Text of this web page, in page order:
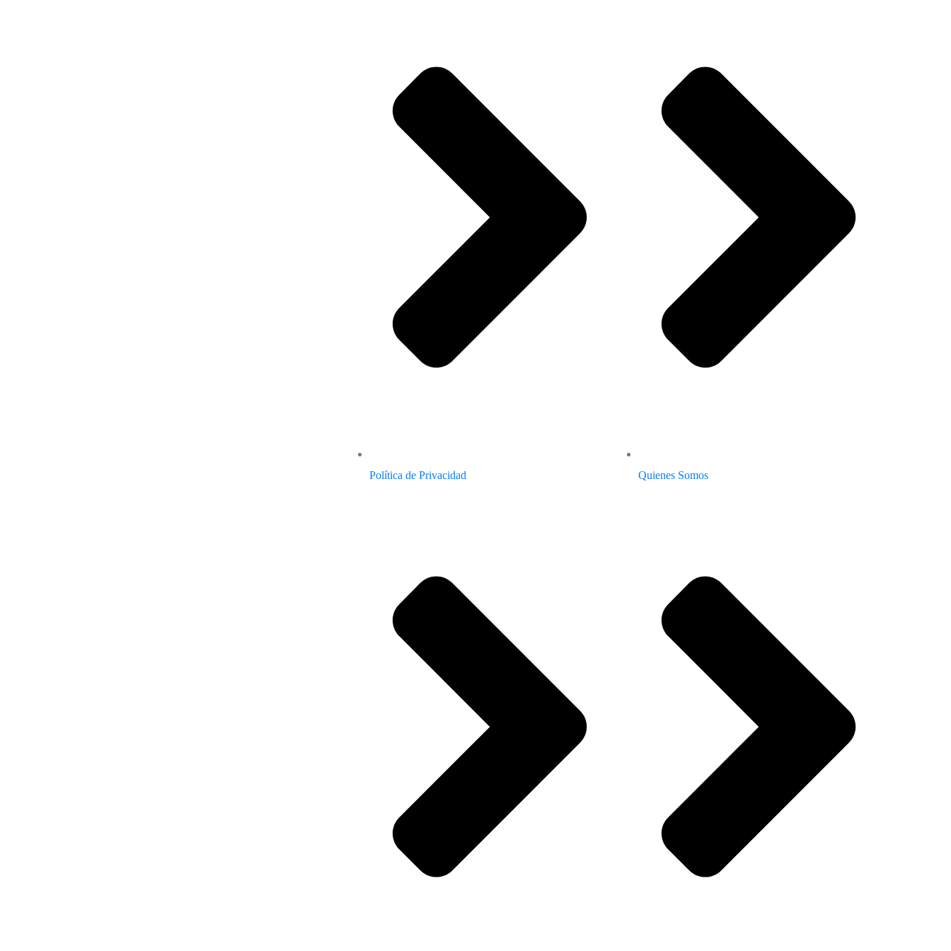
Política de Privacidad Quienes Somos